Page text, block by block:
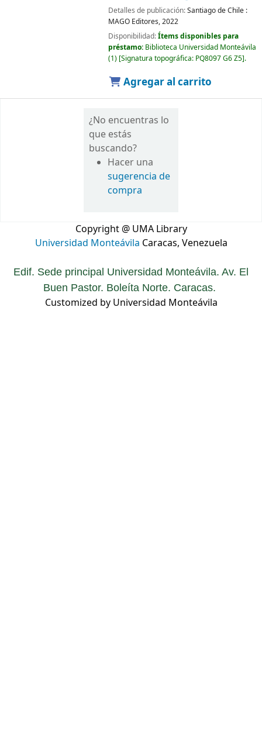
Detalles de publicación:Santiago de Chile :
MAGO Editores,2022
Disponibilidad:Ítems disponibles para
préstamo: Biblioteca Universidad Monteávila
(1) Signatura topográfica: PQ8097 G6 Z5 .
Agregar al carrito
¿No encuentras lo
que estás
buscando?
Hacer una
sugerencia de
compra
Copyright @ UMA Library
Universidad Monteávila Caracas, Venezuela
Edif. Sede principal Universidad Monteávila. Av. El
Buen Pastor. Boleíta Norte. Caracas.
Customized by Universidad Monteávila